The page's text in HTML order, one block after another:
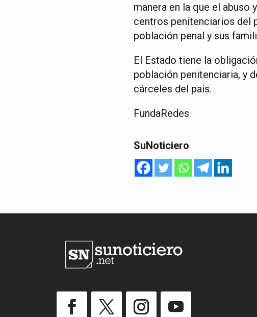
manera en la que el abuso
centros penitenciarios del
población penal y sus
El Estado tiene la
población penitenciaria, y
cárceles del país.
FundaRedes
SuNoticiero